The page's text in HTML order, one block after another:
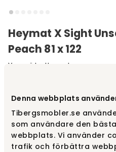
Denna webbplats
Tibergsmobler.se
som användare den
webbplats. Vi använder
trafik och förbättra
Heymat X Sight
Peach 81 x 122
Varumärke Heymat
Välj utförandePeach | 81 x
Peach | 81 x 122 cm